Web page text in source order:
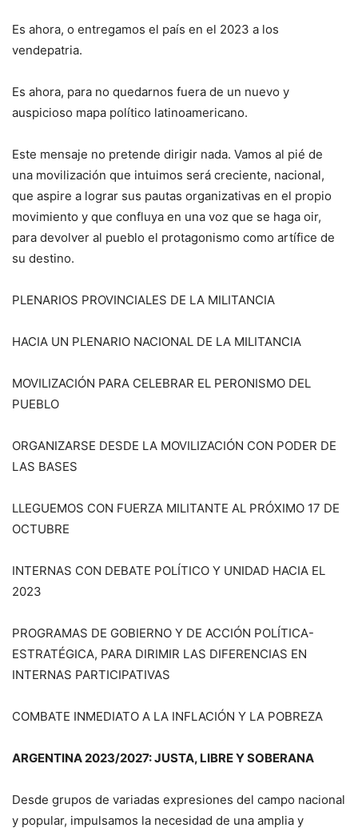
Es ahora, o entregamos el país en el 2023 a los
vendepatria.
Es ahora, para no quedarnos fuera de un nuevo y
auspicioso mapa político latinoamericano.
Este mensaje no pretende dirigir nada. Vamos al pié de
una movilización que intuimos será creciente, nacional,
que aspire a lograr sus pautas organizativas en el propio
movimiento y que confluya en una voz que se haga oir,
para devolver al pueblo el protagonismo como artífice de
su destino.
PLENARIOS PROVINCIALES DE LA MILITANCIA
HACIA UN PLENARIO NACIONAL DE LA MILITANCIA
MOVILIZACIÓN PARA CELEBRAR EL PERONISMO DEL
PUEBLO
ORGANIZARSE DESDE LA MOVILIZACIÓN CON PODER DE
LAS BASES
LLEGUEMOS CON FUERZA MILITANTE AL PRÓXIMO 17 DE
OCTUBRE
INTERNAS CON DEBATE POLÍTICO Y UNIDAD HACIA EL
2023
PROGRAMAS DE GOBIERNO Y DE ACCIÓN POLÍTICA-
ESTRATÉGICA, PARA DIRIMIR LAS DIFERENCIAS EN
INTERNAS PARTICIPATIVAS
COMBATE INMEDIATO A LA INFLACIÓN Y LA POBREZA
ARGENTINA 2023/2027: JUSTA, LIBRE Y SOBERANA
Desde grupos de variadas expresiones del campo nacional
y popular, impulsamos la necesidad de una amplia y